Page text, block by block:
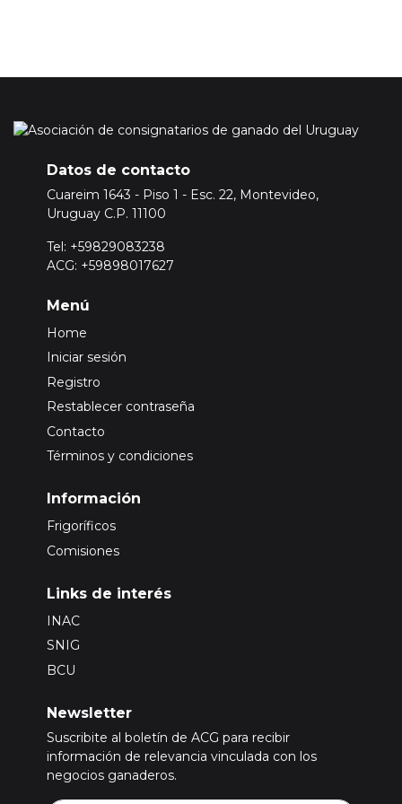
Datos de contacto
Cuareim 1643 - Piso 1 - Esc. 22, Montevideo,
Uruguay C.P. 11100
Tel: +59829083238
ACG: +59898017627
Menú
Home
Iniciar sesión
Registro
Restablecer contraseña
Contacto
Términos y condiciones
Información
Frigoríficos
Comisiones
Links de interés
INAC
SNIG
BCU
Newsletter
Suscribite al boletín de ACG para recibir
información de relevancia vinculada con los
negocios ganaderos.